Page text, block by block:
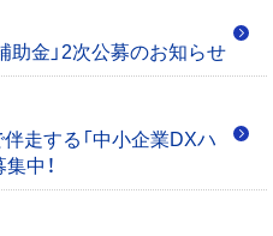
助金」2次公募のお知らせ
走する「中小企業DXハ
中！